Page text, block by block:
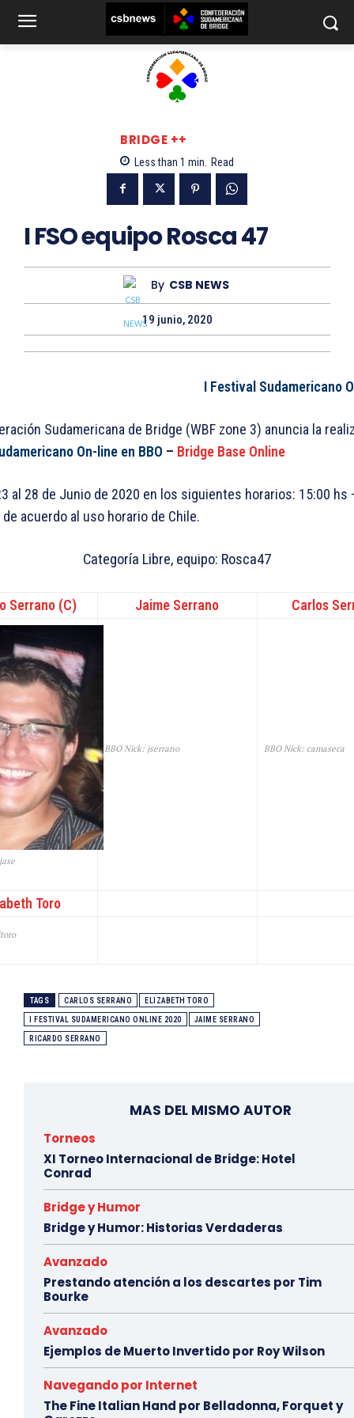
BRIDGE ++
Less than 1 min. Read
I FSO equipo Rosca 47
By CSB NEWS
19 junio, 2020
I Festival Sudamericano
Sudamericana de Bridge (WBF zone 3) anuncia la
On-line en BBO – Bridge Base Online
al 28 de Junio de 2020 en los siguientes horarios: 15:00 hs
acuerdo al uso horario de Chile.
Categoría Libre, equipo: Rosca47
Serrano (C) Jaime Serrano Carlos
BBO Nick: jserrano BBO Nick: camaseca
Toro
TAGS CARLOS SERRANO ELIZABETH TORO
I FESTIVAL SUDAMERICANO ONLINE 2020 JAIME SERRANO
RICARDO SERRANO
MAS DEL MISMO AUTOR
Torneos
XI Torneo Internacional de Bridge: Hotel
Conrad
Bridge y Humor
Bridge y Humor: Historias Verdaderas
Avanzado
Prestando atención a los descartes por Tim
Bourke
Avanzado
Ejemplos de Muerto Invertido por Roy Wilson
Navegando por Internet
The Fine Italian Hand por Belladonna, Forquet y